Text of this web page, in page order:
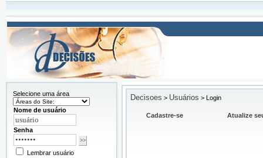
Selecione uma área
Nome de usuário
Senha
Lembrar usuário
Decisoes > Usuários > Login
Cadastre-se Atualize